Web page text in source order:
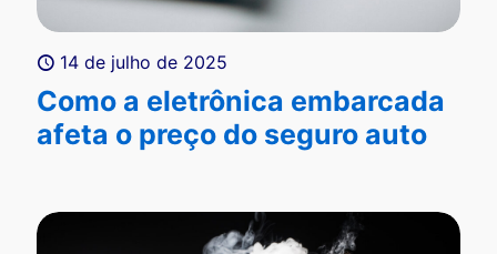
14 de julho de 2025
Como a eletrônica embarcada
afeta o preço do seguro auto